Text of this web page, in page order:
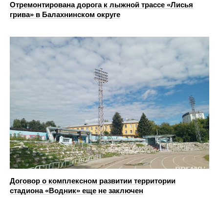
Отремонтирована дорога к лыжной трассе «Лисья
грива» в Балахнинском округе
Договор о комплексном развитии территории
стадиона «Водник» еще не заключен